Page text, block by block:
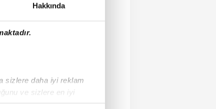
Hakkında
sizlere daha iyi reklam
ve sizlere en iyi
karşılamak